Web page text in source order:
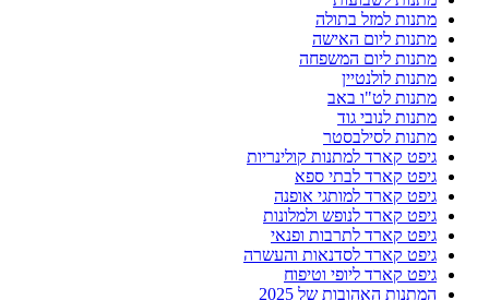
מתנות למזל בתולה
מתנות ליום האישה
מתנות ליום המשפחה
מתנות לולנטיין
מתנות לט"ו באב
מתנות לנובי גוד
מתנות לסילבסטר
גיפט קארד למתנות קולינריות
גיפט קארד לבתי ספא
גיפט קארד למותגי אופנה
גיפט קארד לנופש ולמלונות
גיפט קארד לתרבות ופנאי
גיפט קארד לסדנאות והעשרה
גיפט קארד ליופי וטיפוח
המתנות האהובות של 2025